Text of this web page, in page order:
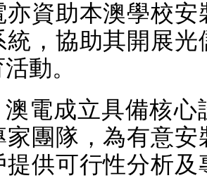
亦資助本澳學校安
統，協助其開展光
動。
澳電成立具備核心
家團隊，為有意安
提供可行性分析及